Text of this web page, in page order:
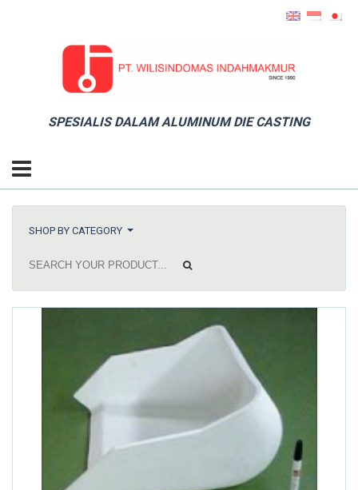
SPESIALIS DALAM ALUMINUM DIE CASTING
SHOP BY CATEGORY